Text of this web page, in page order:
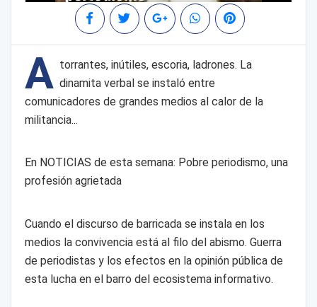
A torrantes, inútiles, escoria, ladrones. La
dinamita verbal se instaló entre
comunicadores de grandes medios al calor de la
militancia...
En NOTICIAS de esta semana: Pobre periodismo, una
profesión agrietada
Cuando el discurso de barricada se instala en los
medios la convivencia está al filo del abismo. Guerra
de periodistas y los efectos en la opinión pública de
esta lucha en el barro del ecosistema informativo.